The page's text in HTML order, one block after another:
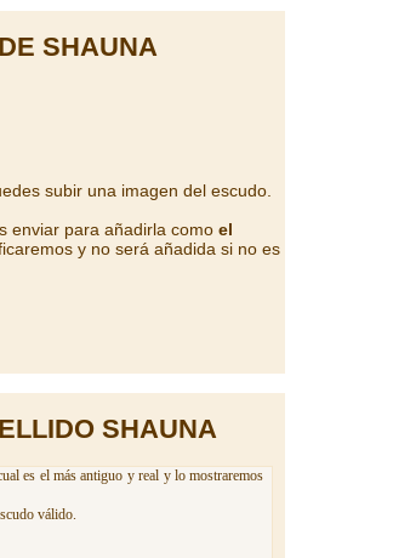
SHAUNA
subir una imagen del escudo.
enviar para añadirla como el
y no será añadida si no es
SHAUNA
es el más antiguo y real y lo mostraremos
válido.